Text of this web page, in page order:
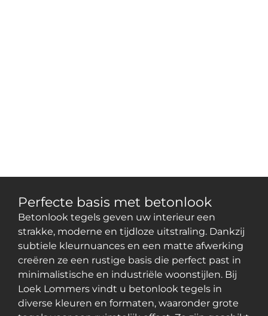
Perfecte basis met betonlook
Betonlook tegels geven uw interieur een
strakke, moderne en tijdloze uitstraling. Dankzij
subtiele kleurnuances en een matte afwerking
creëren ze een rustige basis die perfect past in
minimalistische en industriële woonstijlen. Bij
Loek Lommers vindt u betonlook tegels in
diverse kleuren en formaten, waaronder grote